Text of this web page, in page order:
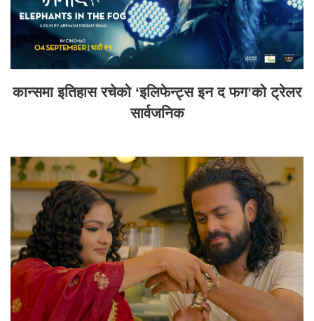
कान्समा इतिहास रचेको ‘इलिफेन्ट्स इन द फग’को ट्रेलर
सार्वजनिक